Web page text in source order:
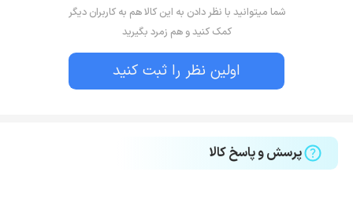
شما میتوانید با نظر دادن به این کالا هم به کاربران دیگر
کمک کنید و هم زمرد بگیرید
اولین نظر را ثبت کنید
پرسش و پاسخ کالا